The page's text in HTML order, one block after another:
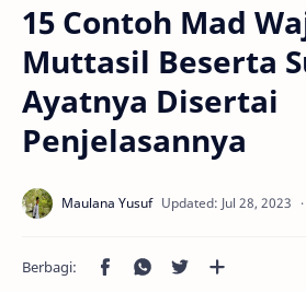
15 Contoh Mad
Muttasil Beserta
Ayatnya Disertai
Penjelasannya